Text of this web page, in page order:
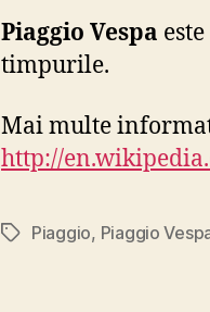
Piaggio Vespa
timpurile.
Mai multe
http://
TagsPiaggio, Piaggio